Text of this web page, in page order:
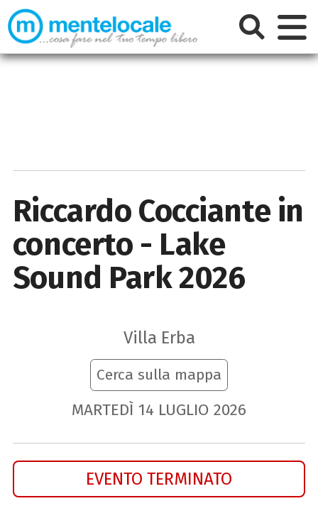
Riccardo Cocciante in
concerto - Lake
Sound Park 2026
Villa Erba
Cerca sulla mappa
MARTEDÌ 14 LUGLIO 2026
EVENTO TERMINATO